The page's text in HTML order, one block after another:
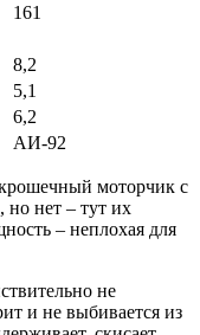
161
8,2
5,1
6,2
АИ-92
моторчик с
нет – тут их
– неплохая для
не
и не выбивается из